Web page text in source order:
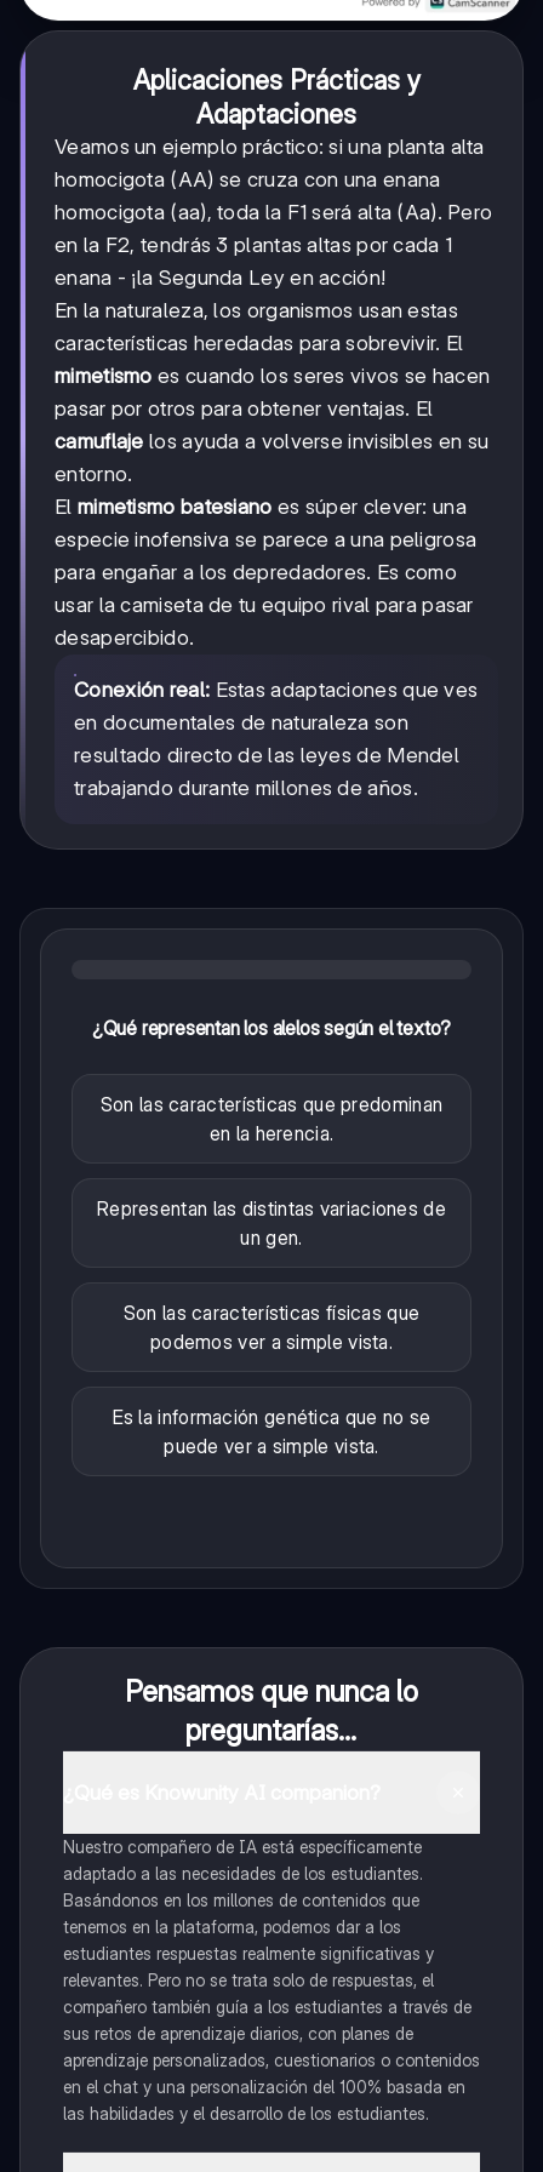
Aplicaciones Prácticas y
Adaptaciones
Veamos un ejemplo práctico: si una planta alta
homocigota (AA) se cruza con una enana
homocigota (aa), toda la F1 será alta (Aa). Pero
en la F2, tendrás 3 plantas altas por cada 1
enana - ¡la Segunda Ley en acción!
En la naturaleza, los organismos usan estas
características heredadas para sobrevivir. El
mimetismo es cuando los seres vivos se hacen
pasar por otros para obtener ventajas. El
camuflaje los ayuda a volverse invisibles en su
entorno.
El mimetismo batesiano es súper clever: una
especie inofensiva se parece a una peligrosa
para engañar a los depredadores. Es como
usar la camiseta de tu equipo rival para pasar
desapercibido.
Conexión real: Estas adaptaciones que ves
en documentales de naturaleza son
resultado directo de las leyes de Mendel
trabajando durante millones de años.
¿Qué representan los alelos según el texto?
Son las características que predominan
en la herencia.
Representan las distintas variaciones de
un gen.
Son las características físicas que
podemos ver a simple vista.
Es la información genética que no se
puede ver a simple vista.
Pensamos que nunca lo
preguntarías...
Nuestro compañero de IA está específicamente
adaptado a las necesidades de los estudiantes.
Basándonos en los millones de contenidos que
tenemos en la plataforma, podemos dar a los
estudiantes respuestas realmente significativas y
relevantes. Pero no se trata solo de respuestas, el
compañero también guía a los estudiantes a través de
sus retos de aprendizaje diarios, con planes de
aprendizaje personalizados, cuestionarios o contenidos
en el chat y una personalización del 100% basada en
las habilidades y el desarrollo de los estudiantes.